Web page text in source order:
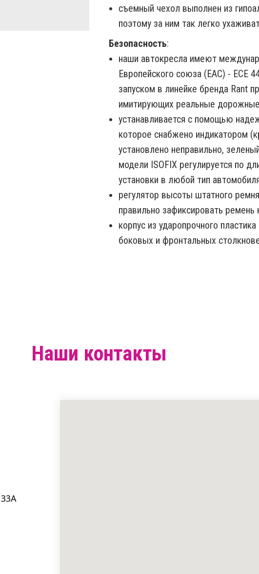
съемный чехол выполнен из
поэтому за ним так легко
Безопасность:
наши автокресла имеют
Европейского союза (EAC) - ECE
запуском в линейке бренда Rant
имитирующих реальные дорожные
устанавливается с помощью
которое снабжено индикатором
установлено неправильно,
модели ISOFIX регулируется по
установки в любой тип
регулятор высоты штатного
правильно зафиксировать ремень
корпус из ударопрочного
боковых и фронтальных
Наши контакты